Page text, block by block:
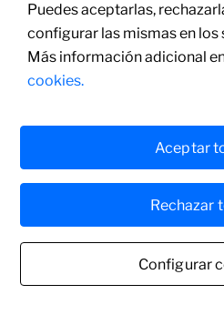
Puedes aceptarlas,
configurar las mismas en
Más información adicional
cookies.
Configurar
Rechazar
Aceptar